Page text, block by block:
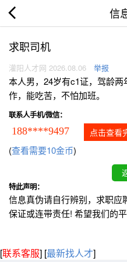
信
求职司机
灌阳人才网 2026.08.06 举报
本人男，24岁有c1证，驾龄
作，能吃苦，不怕加班。
联系人手机/微信：
188****9497 点击查看
(查看需要10金币)
特此声明：
信息真伪请自行辨别，求职
保证或连带责任! 希望我们的
[联系客服] [最新找人才]